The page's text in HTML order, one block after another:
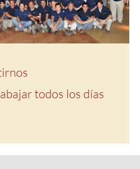
todos los días